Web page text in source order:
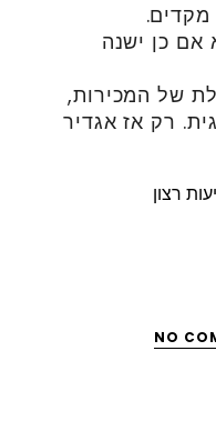
מקדים.
אם כן ישנה
של המכירות,
רק אז אגדיר
NO